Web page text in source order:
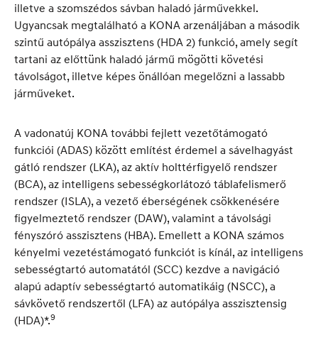
illetve a szomszédos sávban haladó járművekkel.
Ugyancsak megtalálható a KONA arzenáljában a második
szintű autópálya asszisztens (HDA 2) funkció, amely segít
tartani az előttünk haladó jármű mögötti követési
távolságot, illetve képes önállóan megelőzni a lassabb
járműveket.
A vadonatúj KONA további fejlett vezetőtámogató
funkciói (ADAS) között említést érdemel a sávelhagyást
gátló rendszer (LKA), az aktív holttérfigyelő rendszer
(BCA), az intelligens sebességkorlátozó táblafelismerő
rendszer (ISLA), a vezető éberségének csökkenésére
figyelmeztető rendszer (DAW), valamint a távolsági
fényszóró asszisztens (HBA). Emellett a KONA számos
kényelmi vezetéstámogató funkciót is kínál, az intelligens
sebességtartó automatától (SCC) kezdve a navigáció
alapú adaptív sebességtartó automatikáig (NSCC), a
sávkövető rendszertől (LFA) az autópálya asszisztensig
(HDA)*.9